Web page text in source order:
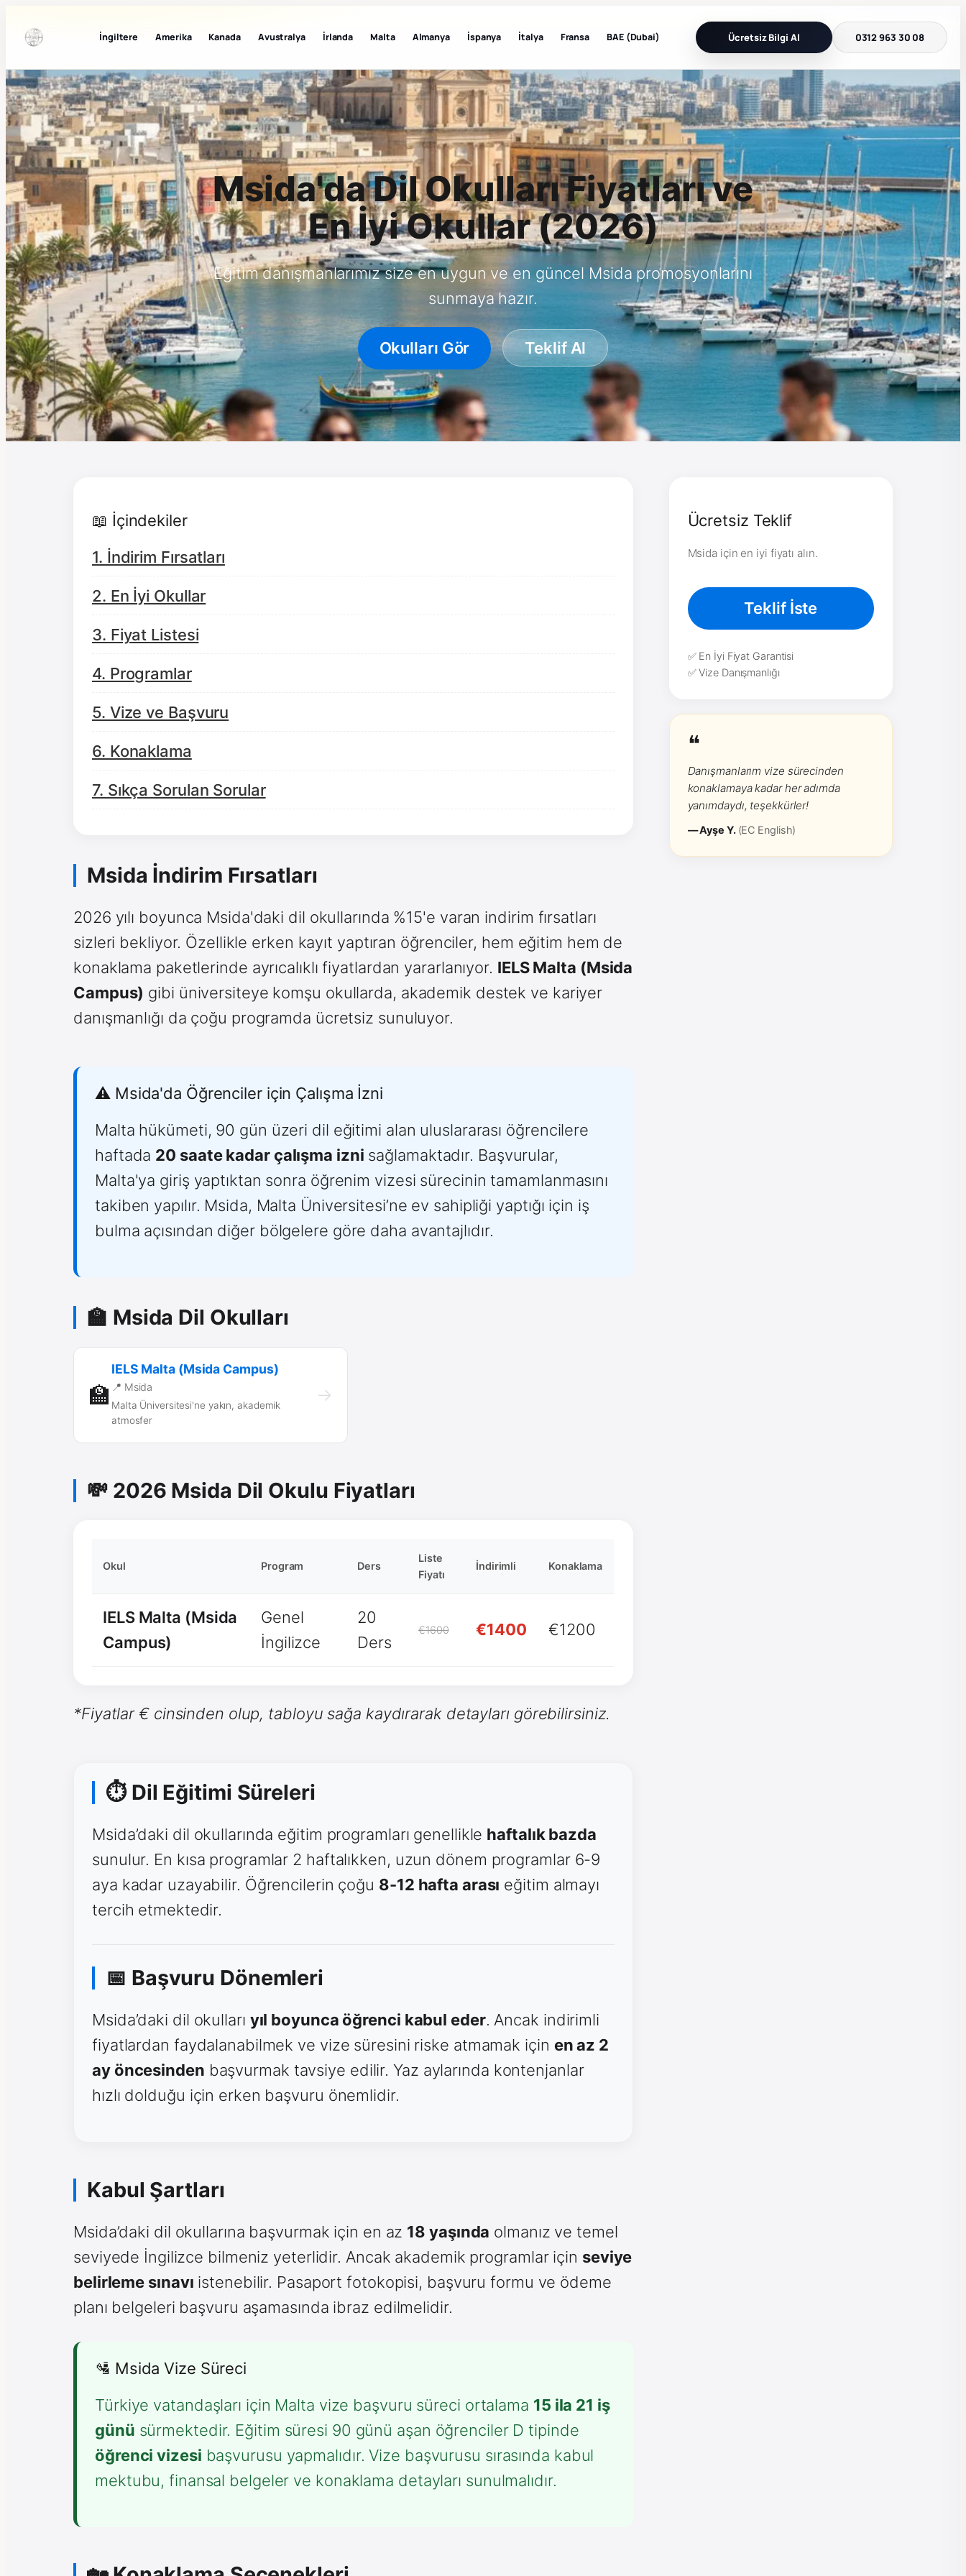
İngiltere Amerika Kanada Avustralya İrlanda Malta Almanya İspanya İtalya Fransa BAE (Dubai) Ücretsiz Bilgi Al 0312 963 30 08
Msida'da Dil Okulları Fiyatları ve
En İyi Okullar (2026)
Eğitim danışmanlarımız size en uygun ve en güncel Msida promosyonlarını
sunmaya hazır.
Okulları Gör Teklif Al
📖 İçindekiler
1. İndirim Fırsatları
2. En İyi Okullar
3. Fiyat Listesi
4. Programlar
5. Vize ve Başvuru
6. Konaklama
7. Sıkça Sorulan Sorular
Msida İndirim Fırsatları
2026 yılı boyunca Msida'daki dil okullarında %15'e varan indirim fırsatları
sizleri bekliyor. Özellikle erken kayıt yaptıran öğrenciler, hem eğitim hem de
konaklama paketlerinde ayrıcalıklı fiyatlardan yararlanıyor. IELS Malta (Msida
Campus) gibi üniversiteye komşu okullarda, akademik destek ve kariyer
danışmanlığı da çoğu programda ücretsiz sunuluyor.
⚠️ Msida'da Öğrenciler için Çalışma İzni
Malta hükümeti, 90 gün üzeri dil eğitimi alan uluslararası öğrencilere
haftada 20 saate kadar çalışma izni sağlamaktadır. Başvurular,
Malta'ya giriş yaptıktan sonra öğrenim vizesi sürecinin tamamlanmasını
takiben yapılır. Msida, Malta Üniversitesi’ne ev sahipliği yaptığı için iş
bulma açısından diğer bölgelere göre daha avantajlıdır.
🏫 Msida Dil Okulları
🏫
IELS Malta (Msida Campus)
📍 Msida
Malta Üniversitesi'ne yakın, akademik
atmosfer
→
💸 2026 Msida Dil Okulu Fiyatları
Okul Program Ders
Liste
Fiyatı
İndirimli Konaklama
IELS Malta (Msida
Campus)
Genel
İngilizce
20
Ders
€1600 €1400 €1200
*Fiyatlar € cinsinden olup, tabloyu sağa kaydırarak detayları görebilirsiniz.
⏱ Dil Eğitimi Süreleri
Msida’daki dil okullarında eğitim programları genellikle haftalık bazda
sunulur. En kısa programlar 2 haftalıkken, uzun dönem programlar 6-9
aya kadar uzayabilir. Öğrencilerin çoğu 8-12 hafta arası eğitim almayı
tercih etmektedir.
📅 Başvuru Dönemleri
Msida’daki dil okulları yıl boyunca öğrenci kabul eder. Ancak indirimli
fiyatlardan faydalanabilmek ve vize süresini riske atmamak için en az 2
ay öncesinden başvurmak tavsiye edilir. Yaz aylarında kontenjanlar
hızlı dolduğu için erken başvuru önemlidir.
Kabul Şartları
Msida’daki dil okullarına başvurmak için en az 18 yaşında olmanız ve temel
seviyede İngilizce bilmeniz yeterlidir. Ancak akademik programlar için seviye
belirleme sınavı istenebilir. Pasaport fotokopisi, başvuru formu ve ödeme
planı belgeleri başvuru aşamasında ibraz edilmelidir.
🛂 Msida Vize Süreci
Türkiye vatandaşları için Malta vize başvuru süreci ortalama 15 ila 21 iş
günü sürmektedir. Eğitim süresi 90 günü aşan öğrenciler D tipinde
öğrenci vizesi başvurusu yapmalıdır. Vize başvurusu sırasında kabul
mektubu, finansal belgeler ve konaklama detayları sunulmalıdır.
Ücretsiz Teklif
Msida için en iyi fiyatı alın.
Teklif İste
✅ En İyi Fiyat Garantisi
✅ Vize Danışmanlığı
❝
Danışmanlarım vize sürecinden
konaklamaya kadar her adımda
yanımdaydı, teşekkürler!
— Ayşe Y. (EC English)